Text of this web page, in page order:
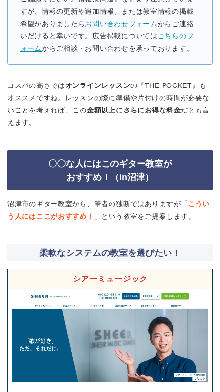
すが、情報の更新や追加情報、または教室情報の掲載
希望がありましたらお問い合わせフォームからご連絡
いだけると幸いです。広告掲載については こちらのフ
ォームからご相談・お問い合わせを承っております。
コスパの高さではオンラインレッスンの『THE POCKET』も
オススメですね。レッスンの際に準備や片付けの時間が必要な
いことを考えれば、この金額以上にさらにお得な料金だとも言
えます。
〇〇な人にはこのギター教室が
おすすめ！（in沼津）
沼津市のギター教室から、筆者の独断ではありますが「 こうい
う人にはここがおすすめ！
」という教室をご提案します。
柔軟なシステムの教室を選びたい！
シアーミュージック